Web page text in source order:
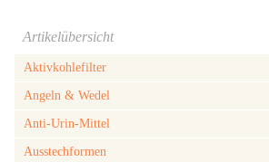
Artikelübersicht
Aktivkohlefilter
Angeln & Wedel
Anti-Urin-Mittel
Ausstechformen